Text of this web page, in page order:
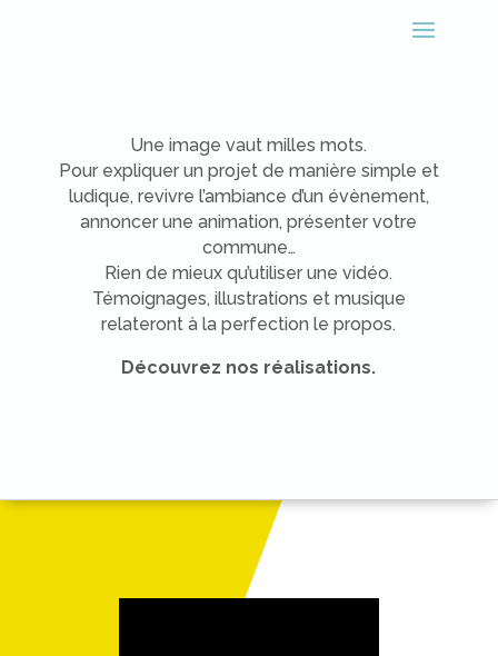
Une image vaut milles mots.
Pour expliquer un projet de manière simple et
ludique, revivre l’ambiance d’un évènement,
annoncer une animation, présenter votre
commune…
Rien de mieux qu’utiliser une vidéo.
Témoignages, illustrations et musique
relateront à la perfection le propos.
Découvrez nos réalisations.